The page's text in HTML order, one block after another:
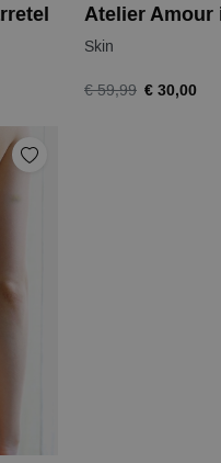
Skin
€ 59,99 € 30,00